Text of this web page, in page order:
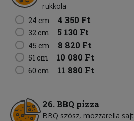
rukkola
24 cm
4 350 Ft
32 cm 5 130 Ft
45 cm 8 820 Ft
51 cm 10 080 Ft
60 cm 11 880 Ft
26. BBQ pizza
BBQ szósz mozzarella sajt